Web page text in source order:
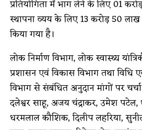
प्रतियोगिता में भाग लेने के लिए 01
स्थापना व्यय के लिए 13 करोड़ 50 लाख
किया गया है।
लोक निर्माण विभाग, लोक स्वास्थ्य
प्रशासन एवं विकास विभाग तथा विधि
विभाग से संबंधित अनुदान मांगों पर
दलेश्वर साहू, अजय चंद्राकर, उमेश पटेल,
धरमलाल कौशिक, दिलीप लहरिया,